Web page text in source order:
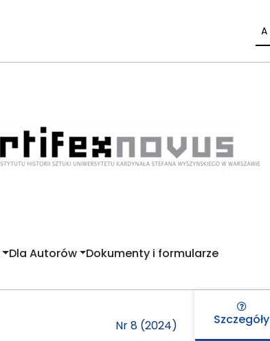
A
Dla Autorów
Dokumenty i formularze
Nr 8 (2024) Szczegóły